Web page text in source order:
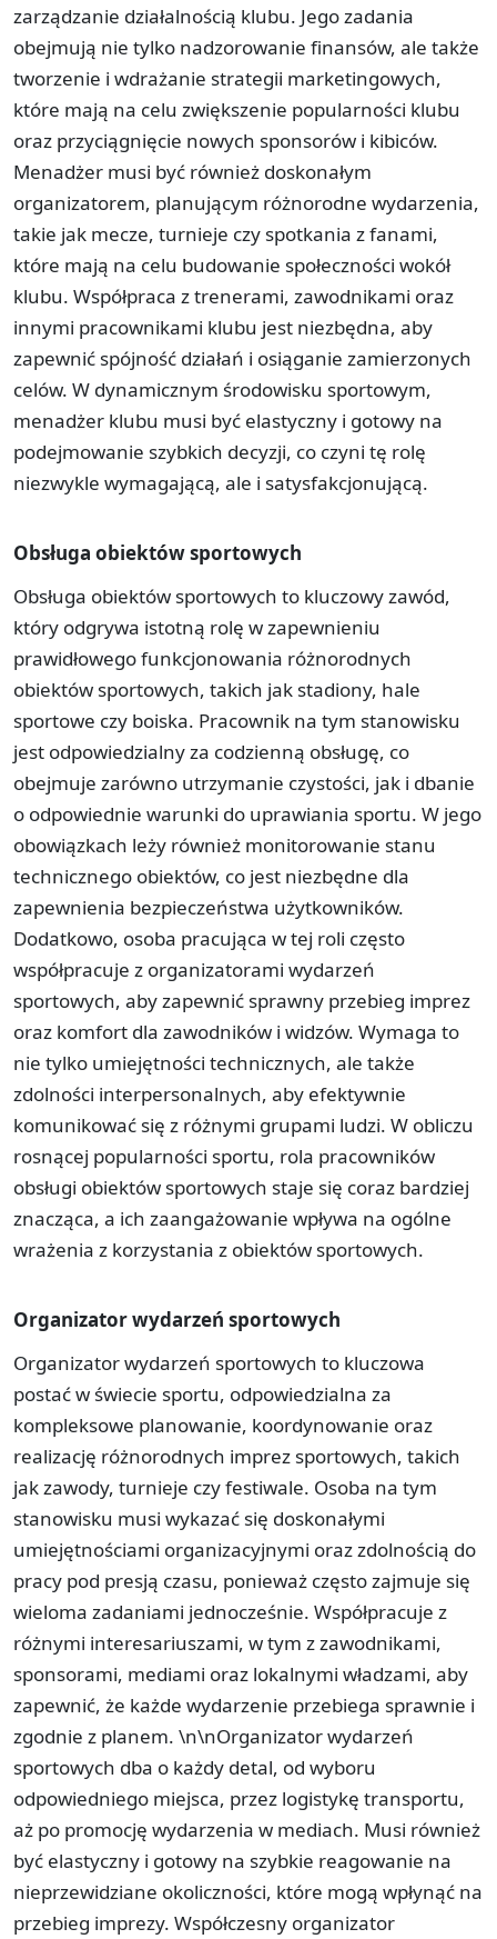
zarządzanie działalnością klubu. Jego zadania
obejmują nie tylko nadzorowanie finansów, ale także
tworzenie i wdrażanie strategii marketingowych,
które mają na celu zwiększenie popularności klubu
oraz przyciągnięcie nowych sponsorów i kibiców.
Menadżer musi być również doskonałym
organizatorem, planującym różnorodne wydarzenia,
takie jak mecze, turnieje czy spotkania z fanami,
które mają na celu budowanie społeczności wokół
klubu. Współpraca z trenerami, zawodnikami oraz
innymi pracownikami klubu jest niezbędna, aby
zapewnić spójność działań i osiąganie zamierzonych
celów. W dynamicznym środowisku sportowym,
menadżer klubu musi być elastyczny i gotowy na
podejmowanie szybkich decyzji, co czyni tę rolę
niezwykle wymagającą, ale i satysfakcjonującą.
Obsługa obiektów sportowych
Obsługa obiektów sportowych to kluczowy zawód,
który odgrywa istotną rolę w zapewnieniu
prawidłowego funkcjonowania różnorodnych
obiektów sportowych, takich jak stadiony, hale
sportowe czy boiska. Pracownik na tym stanowisku
jest odpowiedzialny za codzienną obsługę, co
obejmuje zarówno utrzymanie czystości, jak i dbanie
o odpowiednie warunki do uprawiania sportu. W jego
obowiązkach leży również monitorowanie stanu
technicznego obiektów, co jest niezbędne dla
zapewnienia bezpieczeństwa użytkowników.
Dodatkowo, osoba pracująca w tej roli często
współpracuje z organizatorami wydarzeń
sportowych, aby zapewnić sprawny przebieg imprez
oraz komfort dla zawodników i widzów. Wymaga to
nie tylko umiejętności technicznych, ale także
zdolności interpersonalnych, aby efektywnie
komunikować się z różnymi grupami ludzi. W obliczu
rosnącej popularności sportu, rola pracowników
obsługi obiektów sportowych staje się coraz bardziej
znacząca, a ich zaangażowanie wpływa na ogólne
wrażenia z korzystania z obiektów sportowych.
Organizator wydarzeń sportowych
Organizator wydarzeń sportowych to kluczowa
postać w świecie sportu, odpowiedzialna za
kompleksowe planowanie, koordynowanie oraz
realizację różnorodnych imprez sportowych, takich
jak zawody, turnieje czy festiwale. Osoba na tym
stanowisku musi wykazać się doskonałymi
umiejętnościami organizacyjnymi oraz zdolnością do
pracy pod presją czasu, ponieważ często zajmuje się
wieloma zadaniami jednocześnie. Współpracuje z
różnymi interesariuszami, w tym z zawodnikami,
sponsorami, mediami oraz lokalnymi władzami, aby
zapewnić, że każde wydarzenie przebiega sprawnie i
zgodnie z planem. \n\nOrganizator wydarzeń
sportowych dba o każdy detal, od wyboru
odpowiedniego miejsca, przez logistykę transportu,
aż po promocję wydarzenia w mediach. Musi również
być elastyczny i gotowy na szybkie reagowanie na
nieprzewidziane okoliczności, które mogą wpłynąć na
przebieg imprezy. Współczesny organizator